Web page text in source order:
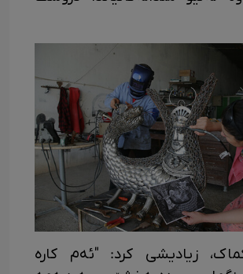
زیادیشی کرد: "ئەم کارە